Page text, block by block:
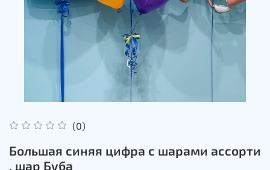
(0)
Большая синяя цифра с шарами ассорти
, шар Буба